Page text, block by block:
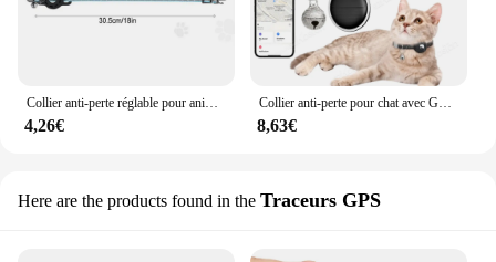
Collier anti-perte réglable pour animal de compagnie, étiquette d'air, coulée, traceur GPS, collier de chaton, sangle de dégagement de sécurité
4,26€
Collier anti-perte pour chat avec GPS, étiquette intelligente, compatible avec iOS Find My Andrea Only, support de collier pour chat, Airtag, accessoires pour animaux de compagnie
8,63€
Here are the products found in the Traceurs GPS